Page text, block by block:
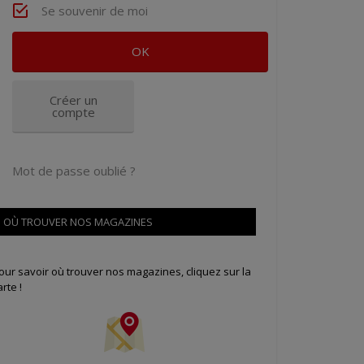
Se souvenir de moi
Créer un
compte
Mot de passe oublié ?
OÙ TROUVER NOS MAGAZINES
savoir où trouver nos magazines, cliquez sur la
!